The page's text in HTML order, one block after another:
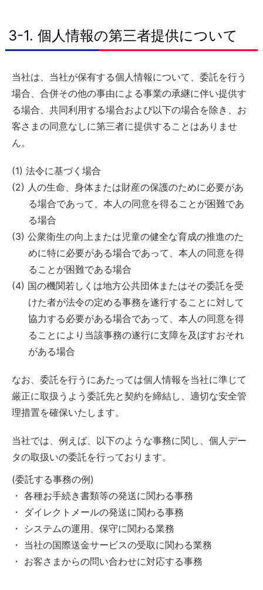
3-1. 個人情報の第三者提供について
当社は、当社が保有する個人情報について、委託を行う
場合、合併その他の事由による事業の承継に伴い提供す
る場合、共同利用する場合および以下の場合を除き、お
客さまの同意なしに第三者に提供することはありませ
ん。
(1) 法令に基づく場合
(2) 人の生命、身体または財産の保護のために必要があ
る場合であって、本人の同意を得ることが困難であ
る場合
(3) 公衆衛生の向上または児童の健全な育成の推進のた
めに特に必要がある場合であって、本人の同意を得
ることが困難である場合
(4) 国の機関若しくは地方公共団体またはその委託を受
けた者が法令の定める事務を遂行することに対して
協力する必要がある場合であって、本人の同意を得
ることにより当該事務の遂行に支障を及ぼすおそれ
がある場合
なお、委託を行うにあたっては個人情報を当社に準じて
厳正に取扱うよう委託先と契約を締結し、適切な安全管
理措置を確保いたします。
当社では、例えば、以下のような事務に関し、個人デー
タの取扱いの委託を行っております。
(委託する事務の例)
・ 各種お手続き書類等の発送に関わる事務
・ ダイレクトメールの発送に関わる事務
・ システムの運用、保守に関わる業務
・ 当社の国際送金サービスの受取に関わる業務
・ お客さまからの問い合わせに対応する事務